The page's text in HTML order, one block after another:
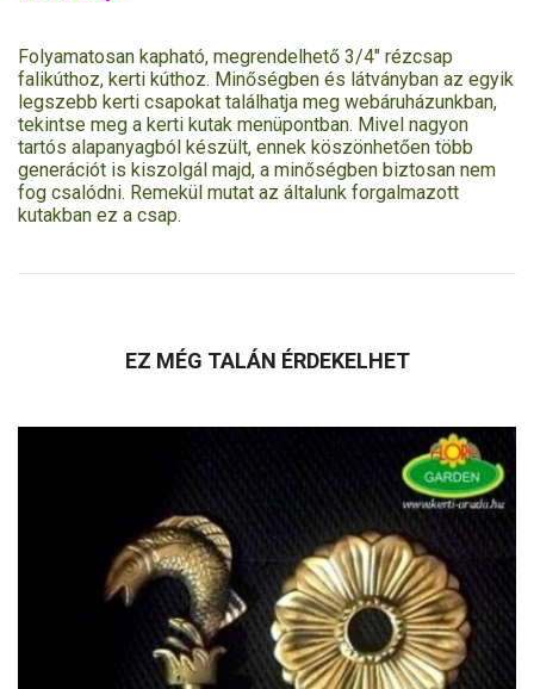
Folyamatosan kapható, megrendelhető 3/4" rézcsap
falikúthoz, kerti kúthoz. Minőségben és látványban az egyik
legszebb kerti csapokat találhatja meg webáruházunkban,
tekintse meg a kerti kutak menüpontban. Mivel nagyon
tartós alapanyagból készült, ennek köszönhetően több
generációt is kiszolgál majd, a minőségben biztosan nem
fog csalódni. Remekül mutat az általunk forgalmazott
kutakban ez a csap.
EZ MÉG TALÁN ÉRDEKELHET